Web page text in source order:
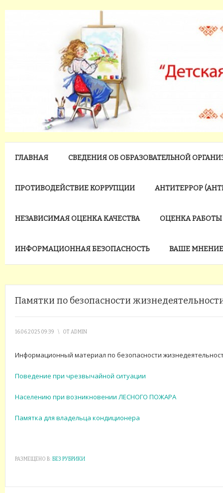
ГЛАВНАЯ СВЕДЕНИЯ ОБ ОБРАЗОВАТЕЛЬНОЙ
ПРОТИВОДЕЙСТВИЕ КОРРУПЦИИ АНТИТЕРРОР
НЕЗАВИСИМАЯ ОЦЕНКА КАЧЕСТВА ОЦЕНКА
ИНФОРМАЦИОННАЯ БЕЗОПАСНОСТЬ ВАШЕ
Памятки по безопасности
16.06.2025 09:39 \ ОТ ADMIN
Информационный материал по безопасности
Поведение при чрезвычайной ситуации
Населению при возникновении ЛЕСНОГО ПОЖАРА
Памятка для владельца кондиционера
РАЗМЕЩЕНО В:БЕЗ РУБРИКИ